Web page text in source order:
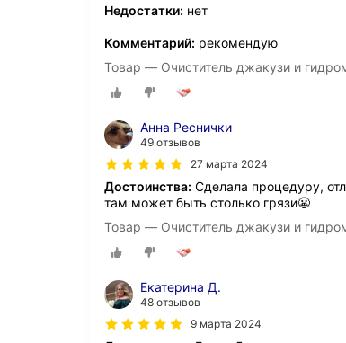
Недостатки: нет
Комментарий: рекомендую
Товар — Очиститель джакузи и
Анна Реснички
49 отзывов
27 марта 2024
Достоинства: Сделала процедуру,
там может быть столько грязи😬
Товар — Очиститель джакузи и
Екатерина Д.
48 отзывов
9 марта 2024